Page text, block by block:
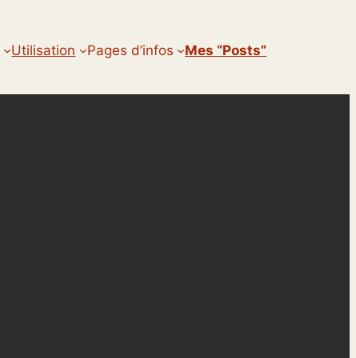
Utilisation Pages d’infos Mes “posts”